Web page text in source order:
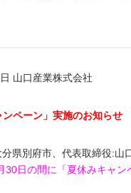
山口産業株式会社
ペーン」実施のお知らせ
県別府市、代表取締役:
30日の間に「夏休みキャン